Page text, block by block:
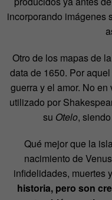
incorporando imágenes
Otro de los mapas de
data de 1650. Por
guerra y el amor. No
utilizado por
su Otelo,
Qué mejor que la
nacimiento de
infidelidades, muertes
historia, pero son